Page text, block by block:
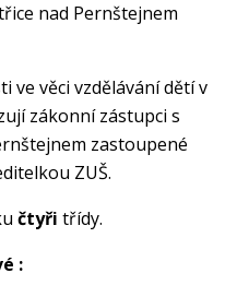
nad Pernštejnem
ve věci vzdělávání dětí v
zákonní zástupci s
zastoupené
ZUŠ.
čtyři třídy.
: